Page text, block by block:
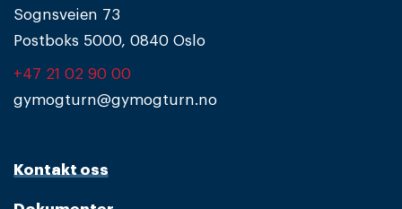
Sognsveien 73
Postboks 5000, 0840 Oslo
+47 21 02 90 00
gymogturn@gymogturn.no
Kontakt oss